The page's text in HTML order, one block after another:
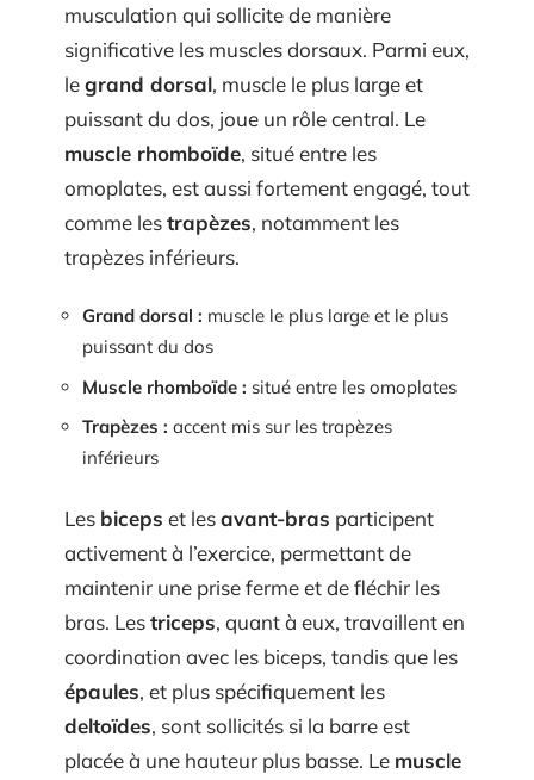
musculation qui sollicite de manière
significative les muscles dorsaux. Parmi eux,
legrand dorsal, muscle le plus large et
puissant du dos, joue un rôle central. Le
muscle rhomboïde, situé entre les
omoplates, est aussi fortement engagé, tout
comme lestrapèzes, notamment les
trapèzes inférieurs.
Grand dorsal : muscle le plus large et le plus
puissant du dos
Muscle rhomboïde : situé entre les omoplates
Trapèzes : accent mis sur les trapèzes
inférieurs
Les biceps et lesavant-bras participent
activement à l’exercice, permettant de
maintenir une prise ferme et de fléchir les
bras. Lestriceps, quant à eux, travaillent en
coordination avec les biceps, tandis que les
épaules, et plus spécifiquement les
deltoïdes, sont sollicités si la barre est
placée à une hauteur plus basse. Le muscle